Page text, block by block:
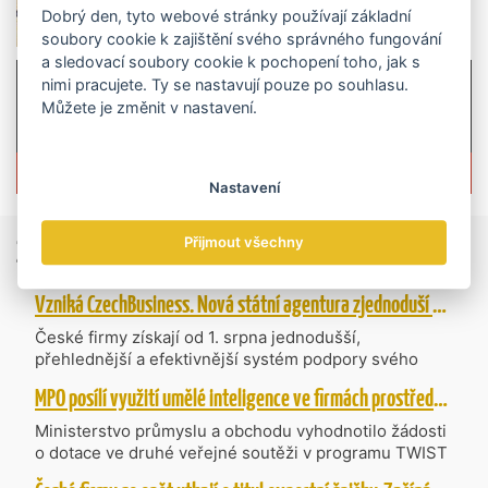
Zprávy ze světa obchodu
Vzniká CzechBusiness. Nová státní agentura zjednoduší podporu českých firem
České firmy získají od 1. srpna jednodušší,
přehlednější a efektivnější systém podpory svého
CzechBusiness, která propojuje dosavadní
kompetence agentur CzechTrade a CzechInvest.
Firmám nabídne jednoho partnera pro rozvoj od
inovací až po zahraniční expanzi.
MPO posílí využití umělé inteligence ve firmách prostřednictvím 40 projektů z programu TWIST
Ministerstvo průmyslu a obchodu vyhodnotilo žádosti
o dotace ve druhé veřejné soutěži v programu TWIST
– Transfer, Výzkum, Vývoj a Inovace pro Strategické
Dobrý den, tyto webové stránky používají základní
soubory cookie k zajištění svého správného fungování
a sledovací soubory cookie k pochopení toho, jak s
nimi pracujete. Ty se nastavují pouze po souhlasu.
Můžete je změnit v nastavení.
Nastavení
Přijmout všechny